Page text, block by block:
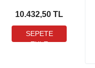
Bıçak
10.432,50 TL